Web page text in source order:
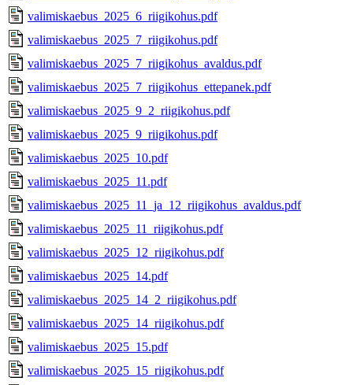
valimiskaebus_2025_6_riigikohus.pdf
valimiskaebus_2025_7_riigikohus.pdf
valimiskaebus_2025_7_riigikohus_avaldus.pdf
valimiskaebus_2025_7_riigikohus_ettepanek.pdf
valimiskaebus_2025_9_2_riigikohus.pdf
valimiskaebus_2025_9_riigikohus.pdf
valimiskaebus_2025_10.pdf
valimiskaebus_2025_11.pdf
valimiskaebus_2025_11_ja_12_riigikohus_avaldus.pdf
valimiskaebus_2025_11_riigikohus.pdf
valimiskaebus_2025_12_riigikohus.pdf
valimiskaebus_2025_14.pdf
valimiskaebus_2025_14_2_riigikohus.pdf
valimiskaebus_2025_14_riigikohus.pdf
valimiskaebus_2025_15.pdf
valimiskaebus_2025_15_riigikohus.pdf